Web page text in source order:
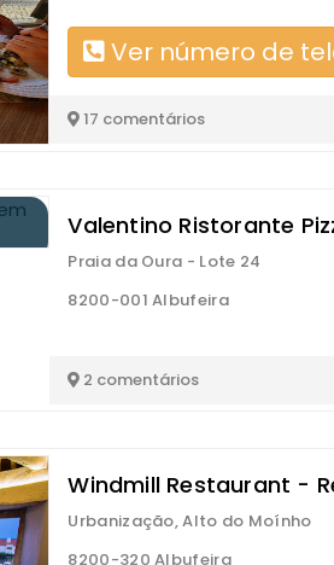
Ver número de
17 comentários
Valentino Ristorante
Praia da Oura - Lote 24
8200-001 Albufeira
2 comentários
Windmill Restaurant -
Urbanização, Alto do Moínho
8200-320 Albufeira